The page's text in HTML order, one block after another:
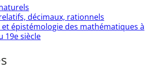
décimaux, rationnels
épistémologie des mathématiques à
19e siècle